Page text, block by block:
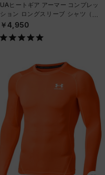
UAヒートギア アーマー コンプレッ
ション ロングスリーブ シャツ（ト
レーニング/MEN）
￥4,950